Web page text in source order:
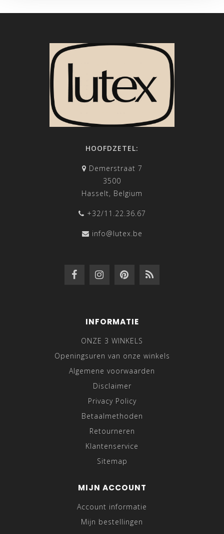
HOOFDZETEL:
Demerstraat 7
3500
Hasselt, Belgium
+32/11.22.36.67
info@lutex.be
INFORMATIE
ONZE 3 WINKELS
Openingsuren van onze winkels
Algemene voorwaarden
Disclaimer
Privacy Policy
Betaalmethoden
Retourneren
Klantenservice
Sitemap
MIJN ACCOUNT
Account informatie
Mijn bestellingen